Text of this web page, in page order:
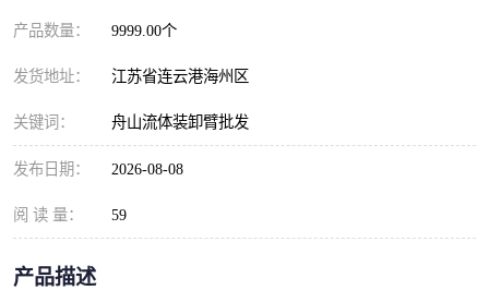
产品数量： 9999.00个
发货地址： 江苏省连云港海州区
关键词： 舟山流体装卸臂批发
发布日期： 2026-08-08
阅 读 量： 59
产品描述